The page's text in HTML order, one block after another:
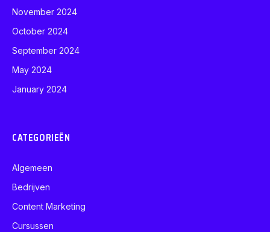
November 2024
October 2024
September 2024
May 2024
January 2024
CATEGORIEËN
Algemeen
Bedrijven
Content Marketing
Cursussen